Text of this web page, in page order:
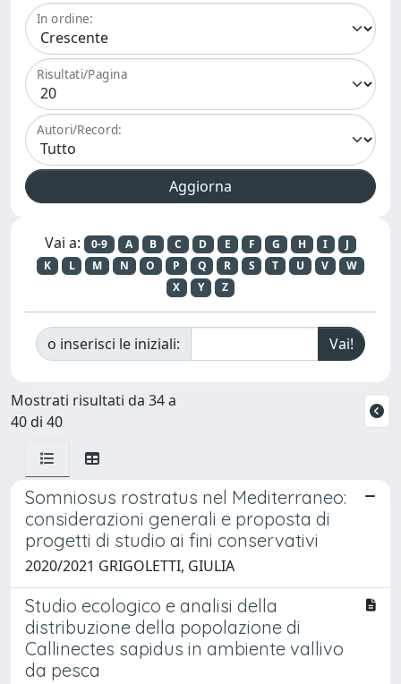
In ordine:
Risultati/Pagina
Autori/Record:
Vai a: 0-9 A B C D E F G H I
J
K
L M N O P Q R S T U V
W
X
Y Z
o inserisci le iniziali:
Mostrati risultati da 34 a
40 di 40
Somniosus rostratus nel Mediterraneo:
considerazioni generali e proposta di
progetti di studio ai fini conservativi
2020/2021 GRIGOLETTI, GIULIA
Studio ecologico e analisi della
distribuzione della popolazione di
Callinectes sapidus in ambiente vallivo
da pesca